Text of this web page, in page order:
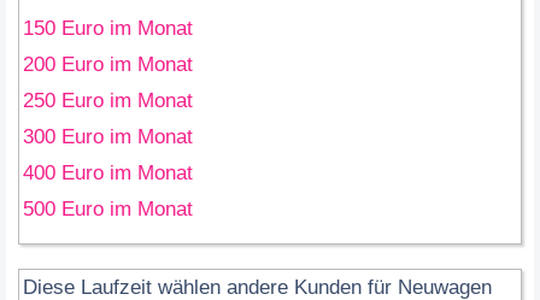
150 Euro im Monat
200 Euro im Monat
250 Euro im Monat
300 Euro im Monat
400 Euro im Monat
500 Euro im Monat
Diese Laufzeit wählen andere Kunden für Neuwagen